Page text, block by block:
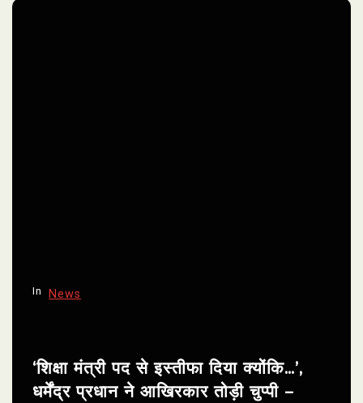
In News
‘शिक्षा मंत्री पद से इस्तीफा दिया क्योंकि…’,
धर्मेंद्र प्रधान ने आखिरकार तोड़ी चुप्पी –